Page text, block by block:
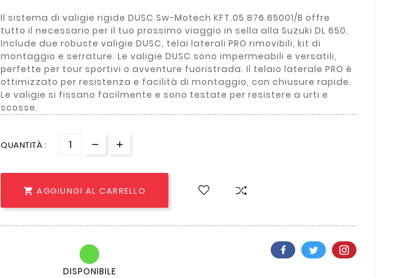
Il sistema di valigie rigide DUSC Sw-Motech KFT.05.876.65001/B offre
tutto il necessario per il tuo prossimo viaggio in sella alla Suzuki DL 650.
Include due robuste valigie DUSC, telai laterali PRO rimovibili, kit di
montaggio e serrature. Le valigie DUSC sono impermeabili e versatili,
perfette per tour sportivi o avventure fuoristrada. Il telaio laterale PRO è
ottimizzato per resistenza e facilità di montaggio, con chiusure rapide.
Le valigie si fissano facilmente e sono testate per resistere a urti e
scosse.
QUANTITÀ :
 AGGIUNGI AL CARRELLO
DISPONIBILE